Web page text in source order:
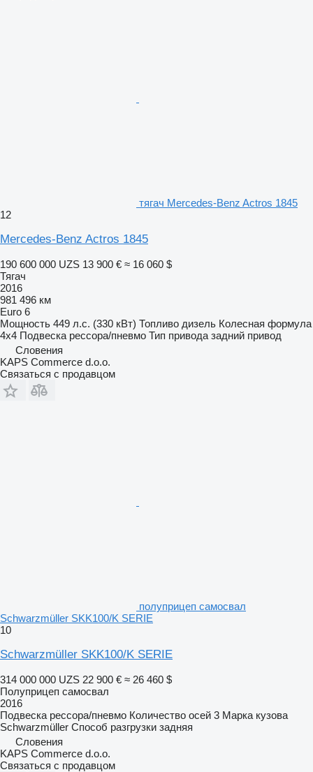
тягач Mercedes-Benz Actros 1845
12
Mercedes-Benz Actros 1845
190 600 000 UZS 13 900 € ≈ 16 060 $
Тягач
2016
981 496 км
Euro 6
Мощность 449 л.с. (330 кВт) Топливо дизель Колесная формула
4x4 Подвеска рессора/пневмо Тип привода задний привод
Словения
KAPS Commerce d.o.o.
Связаться с продавцом
полуприцеп самосвал
Schwarzmüller SKK100/K SERIE
10
Schwarzmüller SKK100/K SERIE
314 000 000 UZS 22 900 € ≈ 26 460 $
Полуприцеп самосвал
2016
Подвеска рессора/пневмо Количество осей 3 Марка кузова
Schwarzmüller Способ разгрузки задняя
Словения
KAPS Commerce d.o.o.
Связаться с продавцом